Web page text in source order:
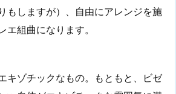
もしますが）、自由にアレンジを施
エ組曲になります。
キゾチックなもの。もともと、ビゼ